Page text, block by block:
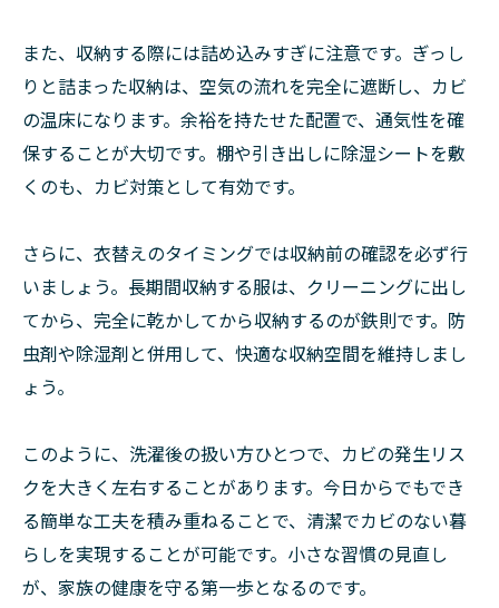
また、収納する際には詰め込みすぎに注意です。ぎっし
りと詰まった収納は、空気の流れを完全に遮断し、カビ
の温床になります。余裕を持たせた配置で、通気性を確
保することが大切です。棚や引き出しに除湿シートを敷
くのも、カビ対策として有効です。
さらに、衣替えのタイミングでは収納前の確認を必ず行
いましょう。長期間収納する服は、クリーニングに出し
てから、完全に乾かしてから収納するのが鉄則です。防
虫剤や除湿剤と併用して、快適な収納空間を維持しまし
ょう。
このように、洗濯後の扱い方ひとつで、カビの発生リス
クを大きく左右することがあります。今日からでもでき
る簡単な工夫を積み重ねることで、清潔でカビのない暮
らしを実現することが可能です。小さな習慣の見直し
が、家族の健康を守る第一歩となるのです。